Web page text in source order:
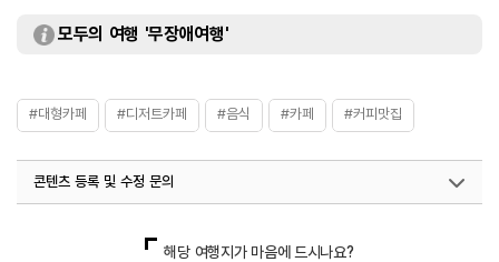
모두의 여행 '무장애여행'
#대형카페 #디저트카페 #음식 #카페 #커피맛집
콘텐츠 등록 및 수정 문의
해당 여행지가 마음에 드시나요?